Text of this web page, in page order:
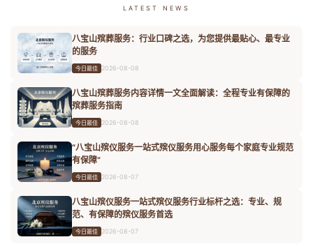
LATEST NEWS
八宝山殡葬服务：行业口碑之选，为您提供最贴心、最专业
的服务
今日最佳 2026-08-08
八宝山殡葬服务内容详情一文全面解读：全程专业有保障的
殡葬服务指南
今日最佳 2026-08-08
“八宝山殡仪服务一站式殡仪服务用心服务每个家庭专业规范
有保障”
今日最佳 2026-08-07
八宝山殡仪服务一站式殡仪服务行业标杆之选：专业、规
范、有保障的殡仪服务首选
今日最佳 2026-08-07